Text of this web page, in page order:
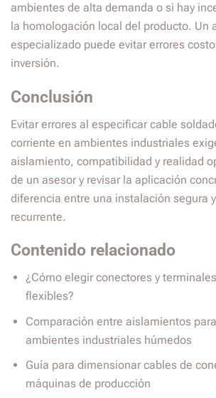
ambientes de alta demanda o si hay
la homologación local del producto. Un
especializado puede evitar errores
inversión.
Conclusión
Evitar errores al especificar cable
corriente en ambientes industriales
aislamiento, compatibilidad y realidad
de un asesor y revisar la aplicación
diferencia entre una instalación segura
recurrente.
Contenido relacionado
¿Cómo elegir conectores y
flexibles?
Comparación entre aislamientos
ambientes industriales húmedos
Guía para dimensionar cables de
máquinas de producción